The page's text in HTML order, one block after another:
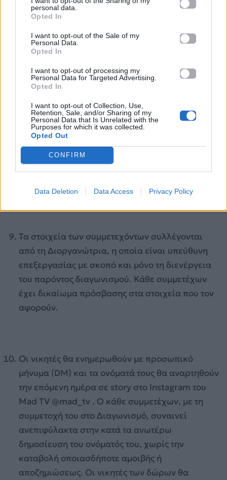
personal data.
Opted In
I want to opt-out of the Sale of my
Personal Data.
Opted In
I want to opt-out of processing my
Personal Data for Targeted Advertising.
Opted In
I want to opt-out of Collection, Use,
Retention, Sale, and/or Sharing of my
Personal Data that Is Unrelated with the
Purposes for which it was collected.
Opted Out
CONFIRM
Data Deletion Data Access Privacy Policy
Η Διοργανώτρια διατηρεί το δικαίωμα να
διακόψει ή και να σταματήσει τον Διαγωνισμό
οποτεδήποτε αν διαπιστωθούν λόγοι ανωτέρας
βίας, ως οι αναφερόμενοι ανωτέρω και
ειδικότερα: για εμπορικούς, λειτουργικούς ή
λόγους δημοσίου συμφέροντος ή λόγω σχετικής
απόφασης τηλεπικοινωνιακού ή άλλου φορέα ή
αρχής που διατάσσει τη διακοπή της
λειτουργίας, και με προηγούμενη ειδοποίηση
των συνδρομητών μέσω της ιστοσελίδας της, και
εφόσον η ειδοποίηση αυτή είναι δυνατή.
Τα στοιχεία των συμμετεχόντων συλλέγονται
από τη Διοργανώτρια, η οποία είναι υπεύθυνη
επεξεργασίας με σκοπό και μόνο τη διενέργεια
του παρόντος διαγωνισμού. Κάθε συμμετέχων
έχει δικαίωμα πρόσβασης στα στοιχεία που τον
αφορούν.
Οι νικητές θα ενημερωθούν με προσωπικό
μήνυμα (DM) και τα ονόματά τους θα αναρτηθούν
την επόμενη ημέρα σε story στο Instagram του
Mad TV @mad_tv . Ο κάθε συμμετέχων, με τη
συμμετοχή του στο Διαγωνισμό, συναινεί
ανεπιφύλακτα στην κατά τα ανωτέρω
δημοσίευση του ονόματός του, χωρίς την
καταβολή οποιασδήποτε αμοιβής ή
αποζημιώσεως. Οι νικητές των δώρων θα